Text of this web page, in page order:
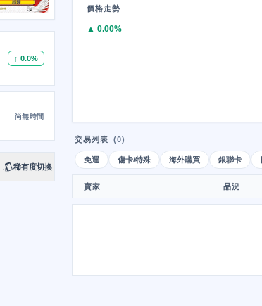
↑ 0.0%
尚無時間
style稀有度切換
價格走勢
▲ 0.00%
交易列表 (0)
免運 傷卡/特殊 海外購買 銀聯卡
賣家 品況